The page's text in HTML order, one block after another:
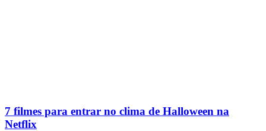
7 filmes para entrar no clima de Halloween na
Netflix